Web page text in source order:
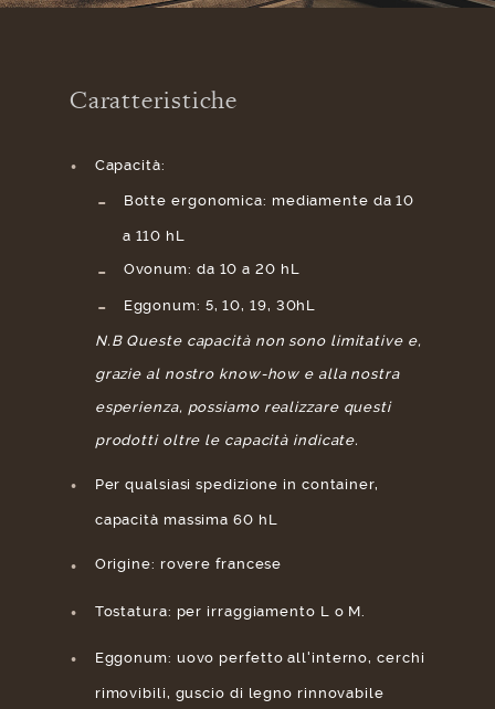
Caratteristiche
Capacità:
Botte ergonomica: mediamente da 10
a 110 hL
Ovonum: da 10 a 20 hL
Eggonum: 5, 10, 19, 30hL
N.B Queste capacità non sono limitative e,
grazie al nostro know-how e alla nostra
esperienza, possiamo realizzare questi
prodotti oltre le capacità indicate.
Per qualsiasi spedizione in container,
capacità massima 60 hL
Origine: rovere francese
Tostatura: per irraggiamento L o M.
Eggonum: uovo perfetto all'interno, cerchi
rimovibili, guscio di legno rinnovabile